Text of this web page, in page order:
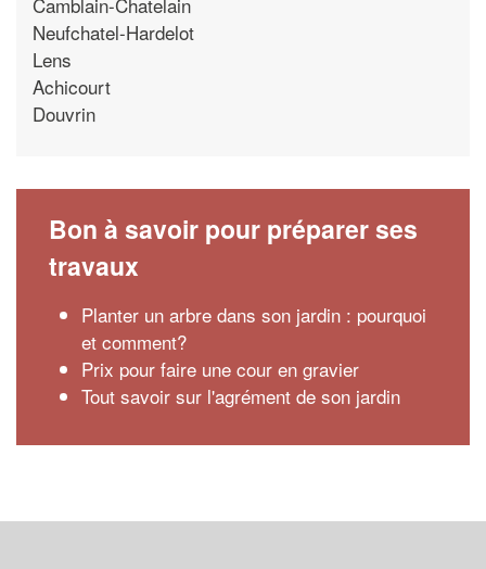
Neufchatel-Hardelot
Lens
Achicourt
Douvrin
Bon à savoir pour préparer ses
travaux
Planter un arbre dans son jardin : pourquoi
et comment?
Prix pour faire une cour en gravier
Tout savoir sur l'agrément de son jardin